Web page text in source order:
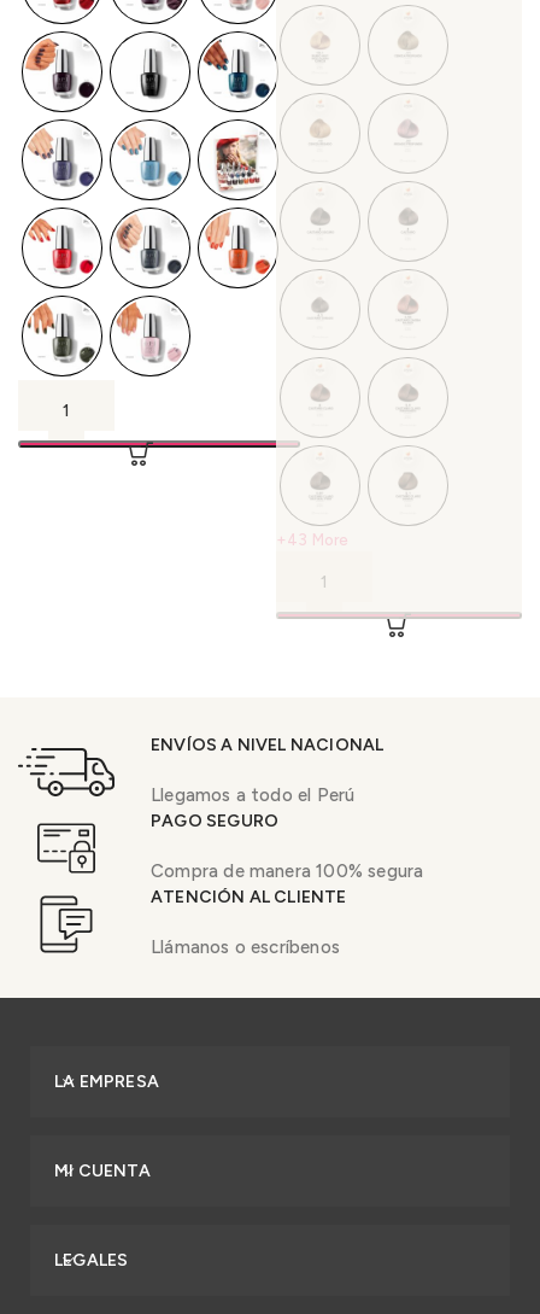
+43 More
ENVÍOS A NIVEL NACIONAL
Llegamos a todo el Perú
PAGO SEGURO
Compra de manera 100% segura
ATENCIÓN AL CLIENTE
Llámanos o escríbenos
LA EMPRESA
MI CUENTA
LEGALES